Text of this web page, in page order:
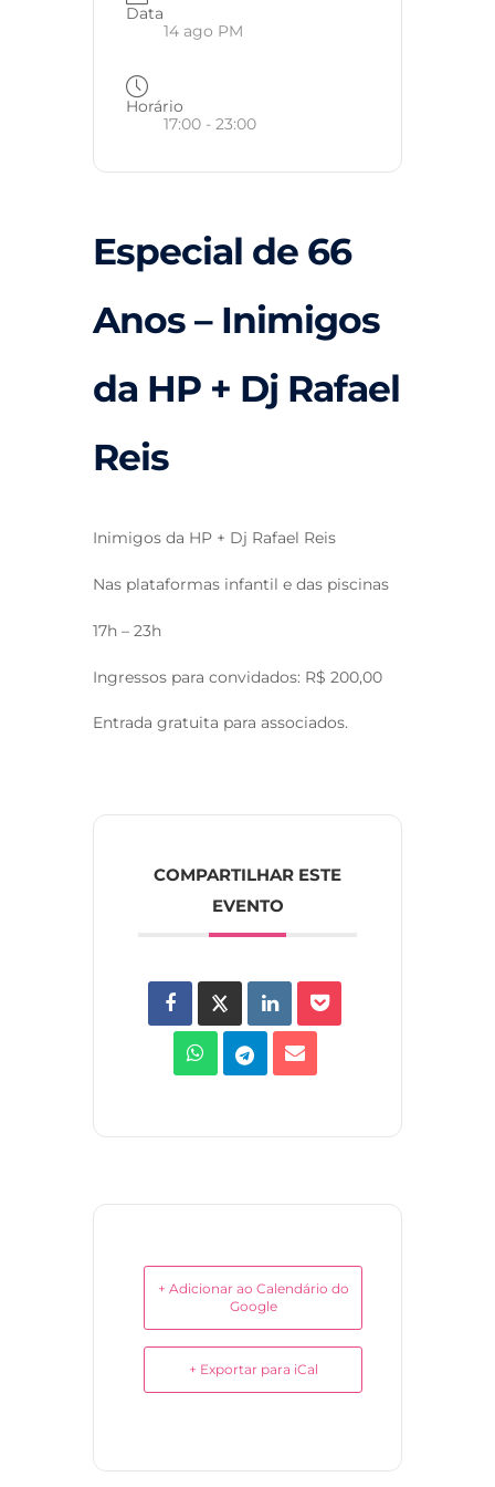
Data
14 ago PM
Horário
17:00 - 23:00
Especial de 66
Anos – Inimigos
da HP + Dj Rafael
Reis
Inimigos da HP + Dj Rafael Reis
Nas plataformas infantil e das piscinas
17h – 23h
Ingressos para convidados: R$ 200,00
Entrada gratuita para associados.
COMPARTILHAR ESTE
EVENTO
+ Adicionar ao Calendário do
Google
+ Exportar para iCal